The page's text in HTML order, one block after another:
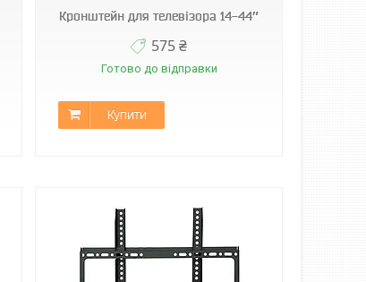
Кронштейн для телевізора 14-44″
575 ₴
Готово до відправки
Купити